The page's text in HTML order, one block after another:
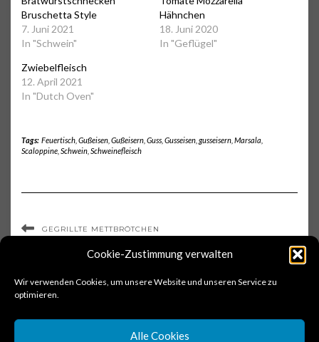
Cookie-Zustimmung verwalten
Wir verwenden Cookies, um unsere Website und unseren Service zu
optimieren.
Alle Cookies
Bruschetta Style
7. Juni 2021
In "Schwein"
Hähnchen
18. Juni 2020
In "Geflügel"
Zwiebelfleisch
12. April 2021
In "Dutch Oven"
Tags: Feuertisch, Gußeisen, Gußeisern, Guss, Gusseisen, gusseisern, Marsala
Scaloppine Schwein Schweinefleisch
GEGRILLTE METTBRÖTCHEN